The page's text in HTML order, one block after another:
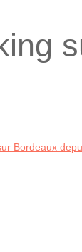
Bordeaux